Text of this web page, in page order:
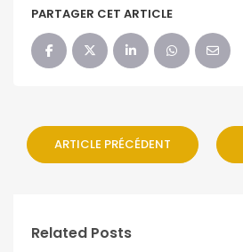
PARTAGER CET ARTICLE
ARTICLE PRÉCÉDENT
Related Posts